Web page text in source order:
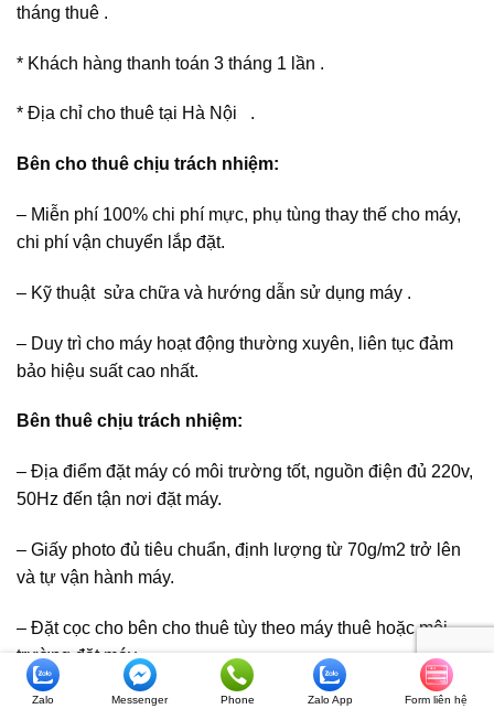
tháng thuê .
* Khách hàng thanh toán 3 tháng 1 lần .
* Địa chỉ cho thuê tại Hà Nội .
Bên cho thuê chịu trách nhiệm:
– Miễn phí 100% chi phí mực, phụ tùng thay thế cho máy,
chi phí vận chuyển lắp đặt.
– Kỹ thuật sửa chữa và hướng dẫn sử dụng máy .
– Duy trì cho máy hoạt động thường xuyên, liên tục đảm
bảo hiệu suất cao nhất.
Bên thuê chịu trách nhiệm:
– Địa điểm đặt máy có môi trường tốt, nguồn điện đủ 220v,
50Hz đến tận nơi đặt máy.
– Giấy photo đủ tiêu chuẩn, định lượng từ 70g/m2 trở lên
và tự vận hành máy.
– Đặt cọc cho bên cho thuê tùy theo máy thuê hoặc môi
trường đặt máy .
Zalo Messenger Phone Zalo App Form liên hệ